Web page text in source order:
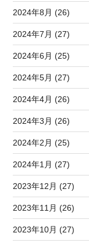
2024年8月 (26)
2024年7月 (27)
2024年6月 (25)
2024年5月 (27)
2024年4月 (26)
2024年3月 (26)
2024年2月 (25)
2024年1月 (27)
2023年12月 (27)
2023年11月 (26)
2023年10月 (27)